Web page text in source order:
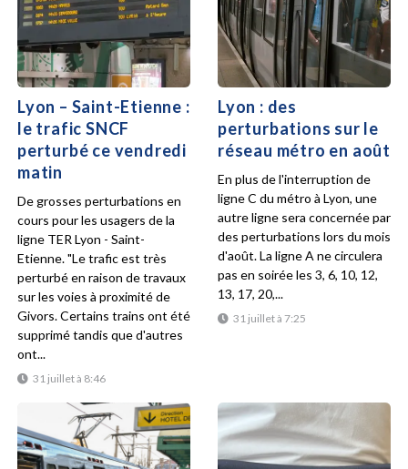
Lyon – Saint-Etienne :
le trafic SNCF
perturbé ce vendredi
matin
31 juillet à 8:46
De grosses perturbations en
cours pour les usagers de la
ligne TER Lyon - Saint-
Etienne. "Le trafic est très
perturbé en raison de travaux
sur les voies à proximité de
Givors. Certains trains ont été
supprimé tandis que d'autres
ont...
Lyon : des
perturbations sur le
réseau métro en août
31 juillet à 7:25
En plus de l'interruption de
ligne C du métro à Lyon, une
autre ligne sera concernée par
des perturbations lors du mois
d'août. La ligne A ne circulera
pas en soirée les 3, 6, 10, 12,
13, 17, 20,...